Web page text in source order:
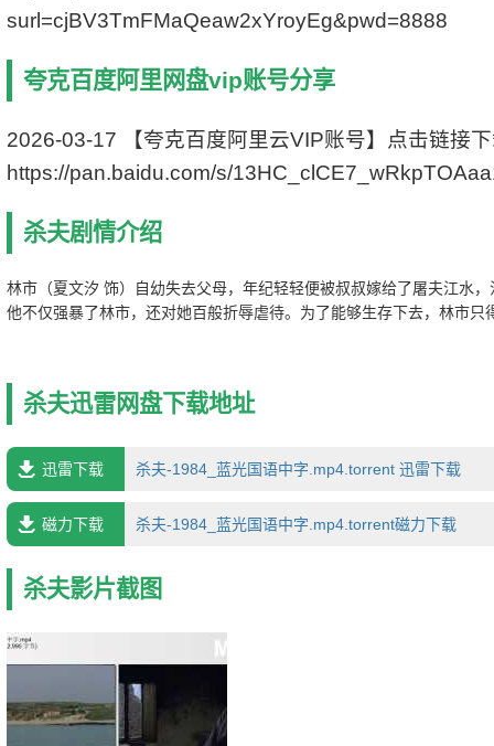
surl=cjBV3TmFMaQeaw2xYroyEg&pwd=8888
夸克百度阿里网盘vip账号分享
2026-03-17 【夸克百度阿里云VIP账号】点击链接
https://pan.baidu.com/s/
杀夫剧情介绍
林市（夏文汐 饰）自幼失去父母，年纪轻轻便被叔叔嫁给了屠夫江水
他不仅强暴了林市，还对她百般折辱虐待。为了能够生存下去，林市只
了侮辱，将林市带到了屠宰场，经此一吓，林市的精神终于崩溃了，整
肉。终于有一日，林市举起了杀猪刀，杀死了十恶不赦的江水，然而她
杀夫迅雷网盘下载地址
迅雷下载 杀夫-1984_蓝光国语中字.mp4.torrent 迅雷下载
磁力下载 杀夫-1984_蓝光国语中字.mp4.torrent磁力下载
杀夫影片截图